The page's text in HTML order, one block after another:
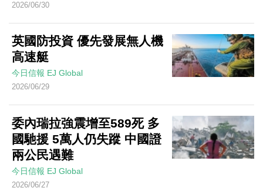
2026/06/30
英國防投資 優先發展無人機
高速艇
今日信報 EJ Global
2026/06/29
委內瑞拉強震增至589死 多
國馳援 5萬人仍失蹤 中國證
兩公民遇難
今日信報 EJ Global
2026/06/27